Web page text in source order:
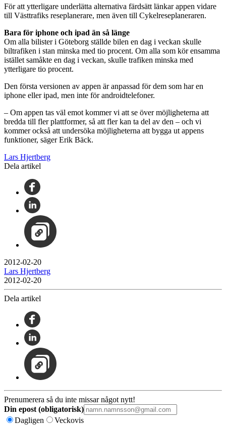
För att ytterligare underlätta alternativa färdsätt länkar appen vidare
till Västtrafiks reseplanerare, men även till Cykelreseplaneraren.
Bara för iphone och ipad än så länge
Om alla bilister i Göteborg ställde bilen en dag i veckan skulle
biltrafiken i stan minska med tio procent. Om alla som kör ensamma
istället samåkte en dag i veckan, skulle trafiken minska med
ytterligare tio procent.
Den första versionen av appen är anpassad för dem som har en
iphone eller ipad, men inte för androidtelefoner.
– Om appen tas väl emot kommer vi att se över möjligheterna att
bredda till fler plattformer, så att fler kan ta del av den – och vi
kommer också att undersöka möjligheterna att bygga ut appens
funktioner, säger Erik Bäck.
Lars Hjertberg
Dela artikel
2012-02-20
Lars Hjertberg
2012-02-20
Dela artikel
Prenumerera så du inte missar något nytt!
Din epost (obligatorisk)
Dagligen
Veckovis